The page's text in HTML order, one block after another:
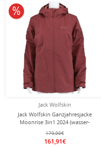
Jack Wolfskin
Jack Wolfskin Ganzjahresjacke
Moonrise 3in1 2024 (wasser-
winddicht, mit Fleece-Innenjacke)
ockerrot Damen
179,90€
161,91€
10% reduziert